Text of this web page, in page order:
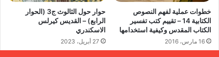
خطوات عملية لفهم النصوص
الكتابية 14 – تقييم كتب تفسير
الكتاب المقدس وكيفية استخدامها
16 مارس، 2016
حوار حول الثالوث ج3 (الحوار
الرابع) – القديس كيرلس
الاسكندري
27 أبريل، 2023